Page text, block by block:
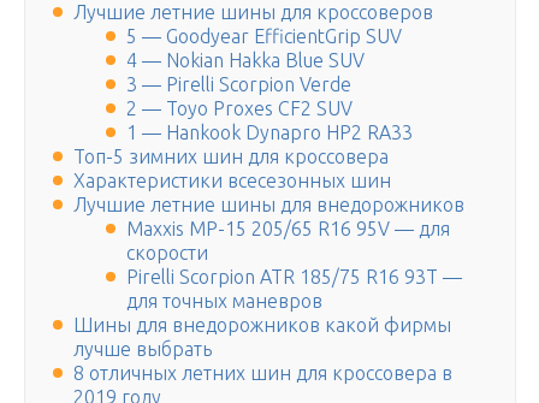
Лучшие летние шины для кроссоверов
5 — Goodyear EfficientGrip SUV
4 — Nokian Hakka Blue SUV
3 — Pirelli Scorpion Verde
2 — Toyo Proxes CF2 SUV
1 — Hankook Dynapro HP2 RA33
Топ-5 зимних шин для кроссовера
Характеристики всесезонных шин
Лучшие летние шины для внедорожников
Maxxis MP-15 205/65 R16 95V — для
скорости
Pirelli Scorpion ATR 185/75 R16 93T —
для точных маневров
Шины для внедорожников какой фирмы
лучше выбрать
8 отличных летних шин для кроссовера в
2019 году